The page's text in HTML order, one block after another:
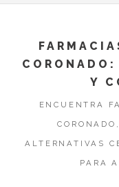
Y
ENCUENTRA
ALTERNATIVAS
PARA